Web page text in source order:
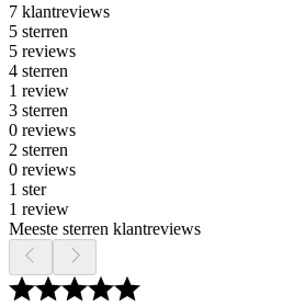
7 klantreviews
5 sterren
5 reviews
4 sterren
1 review
3 sterren
0 reviews
2 sterren
0 reviews
1 ster
1 review
Meeste sterren klantreviews